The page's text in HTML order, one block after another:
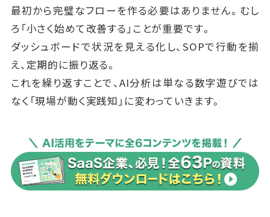
最初から完璧なフローを作る必要はありません。むし
ろ「小さく始めて改善する」ことが重要です。
ダッシュボードで状況を見える化し、SOPで行動を揃
え、定期的に振り返る。
これを繰り返すことで、AI分析は単なる数字遊びでは
なく「現場が動く実践知」に変わっていきます。